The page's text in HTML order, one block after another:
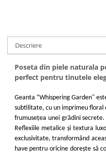
Descriere
Poseta din piele naturala
perfect pentru tinutele
Geanta “Whispering Garden"
subtilitate, cu un imprimeu floral
frumusețea unei grădini secrete.
Reflexiile metalice și textura
exclusivitate, transformând
have pentru oricine dorește să